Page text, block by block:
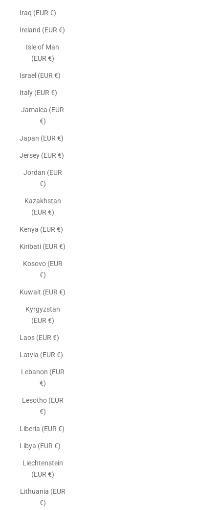
Iraq (EUR €)
Ireland (EUR €)
Isle of Man
(EUR €)
Israel (EUR €)
Italy (EUR €)
Jamaica (EUR
€)
Japan (EUR €)
Jersey (EUR €)
Jordan (EUR
€)
Kazakhstan
(EUR €)
Kenya (EUR €)
Kiribati (EUR €)
Kosovo (EUR
€)
Kuwait (EUR €)
Kyrgyzstan
(EUR €)
Laos (EUR €)
Latvia (EUR €)
Lebanon (EUR
€)
Lesotho (EUR
€)
Liberia (EUR €)
Libya (EUR €)
Liechtenstein
(EUR €)
Lithuania (EUR
€)